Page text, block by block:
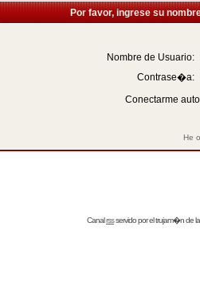
Por favor, ingrese su
Nombre de Usuario:
Contrase�a:
Conectarme
He
Canalrssservido por eltrujam�nde